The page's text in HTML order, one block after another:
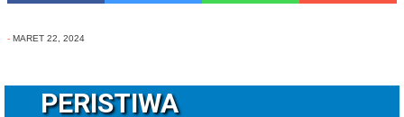
- MARET 22, 2024
PERISTIWA